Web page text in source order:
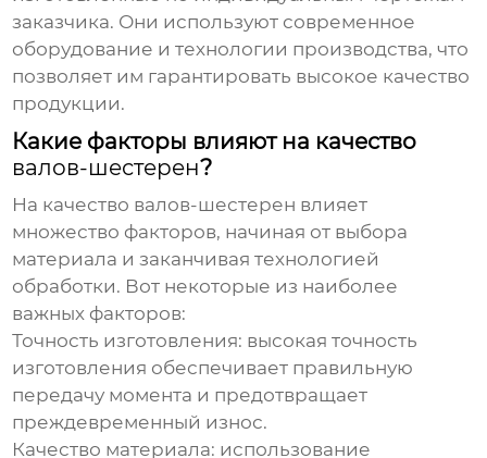
заказчика. Они используют современное
оборудование и технологии производства, что
позволяет им гарантировать высокое качество
продукции.
Какие факторы влияют на качество
валов-шестерен?
На качество валов-шестерен влияет
множество факторов, начиная от выбора
материала и заканчивая технологией
обработки. Вот некоторые из наиболее
важных факторов:
Точность изготовления: высокая точность
изготовления обеспечивает правильную
передачу момента и предотвращает
преждевременный износ.
Качество материала: использование